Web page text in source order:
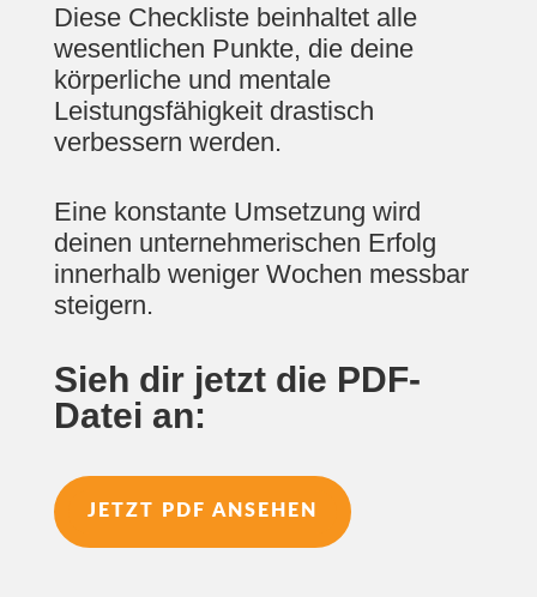
Diese Checkliste beinhaltet alle
wesentlichen Punkte, die deine
körperliche und mentale
Leistungsfähigkeit drastisch
verbessern werden.
Eine konstante Umsetzung wird
deinen unternehmerischen Erfolg
innerhalb weniger Wochen messbar
steigern.
Sieh dir jetzt die PDF-
Datei an:
JETZT PDF ANSEHEN